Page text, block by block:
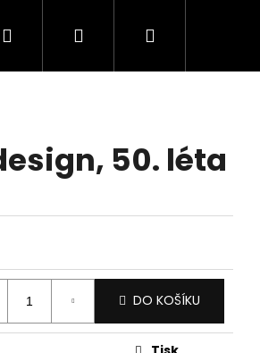
Hledat PřihlášeníNákupní
50. léta
DO KOŠÍKU